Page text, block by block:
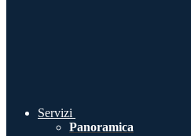
Servizi
Panoramica